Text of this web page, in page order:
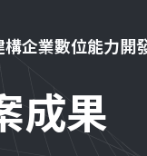
企業數位能力開
成果